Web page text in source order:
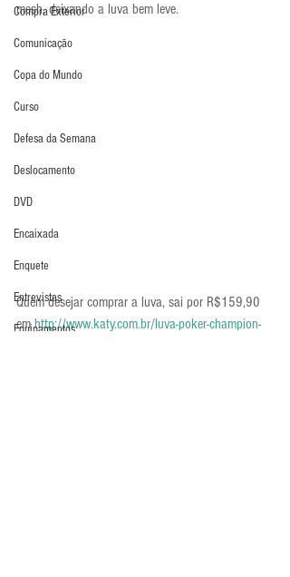
Compra Exterior
Comunicação
Copa do Mundo
Curso
Defesa da Semana
Deslocamento
DVD
Encaixada
Enquete
Entrevistas
Equipamentos
mesh, deixando a luva bem leve.
Quem desejar comprar a luva, sai por R$159,90
em http://www.katy.com.br/luva-poker-champion-